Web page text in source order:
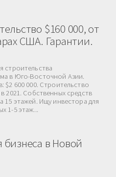
$160 000, от
США. Гарантии.
строительства
в Юго-Восточной Азии.
$2 600 000. Строительство
2021. Собственных средств
15 этажей. Ищу инвестора для
1-5 этаж...
в Новой